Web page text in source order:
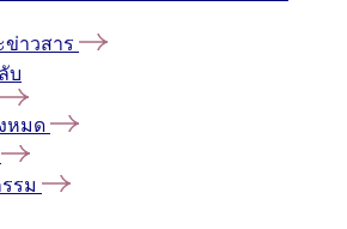
ข่าวสาร
บ
หมด
รม